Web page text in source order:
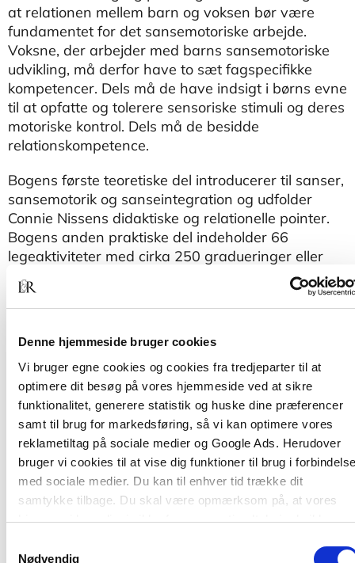
Denne hjemmeside bruger cookies
Vi bruger egne cookies og cookies fra tredjeparter til at
optimere dit besøg på vores hjemmeside ved at sikre
funktionalitet, generere statistik og huske dine præferencer
samt til brug for markedsføring, så vi kan optimere vores
reklametiltag på sociale medier og Google Ads. Herudover
bruger vi cookies til at vise dig funktioner til brug i
med sociale medier. Du kan til enhver tid trække dit
samtykke tilbage. Du skal være opmærksom på, at vores
hjemmeside muligvis ikke fungerer optimalt, hvis du ikke
Nødvendig
at relationen mellem barn og voksen bør være
fundamentet for det sansemotoriske arbejde.
Voksne, der arbejder med barns sansemotoriske
udvikling, må derfor have to sæt fagspecifikke
kompetencer. Dels må de have indsigt i børns evne
til at opfatte og tolerere sensoriske stimuli og deres
motoriske kontrol. Dels må de besidde
relationskompetence.
Bogens første teoretiske del introducerer til sanser,
sansemotorik og sanseintegration og udfolder
Connie Nissens didaktiske og relationelle pointer.
Bogens anden praktiske del indeholder 66
legeaktiviteter med cirka 250 gradueringer eller
variationer. Alle legeaktiviteterne styrker børns
sansemotoriske udvikling, samtidig med at de giver
børnene oplevelsen af at indgå i nære samspil,
store fællesskaber.
”Bogen vil kunne inspirere og vejlede både
sundhedsplejersker, ergoterapeuter,
fysioterapeuter, pædagoger, lærere, dagplejere,
forældre, plejeforældre og andre voksne til at gribe
bevægelsesaktiviteten som et pædagogisk
værktøj.”
Fra bogens forord af bevægelseskonsulent Birgitte
Møs